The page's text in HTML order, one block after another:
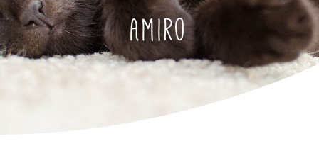
Amiro